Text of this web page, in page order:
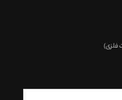
فلزی)